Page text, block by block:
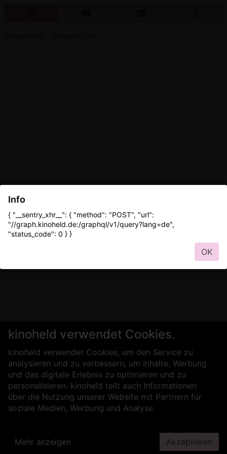
kinoheld verwendet Cookies.
kinoheld verwendet Cookies, um den Service zu
analysieren und zu verbessern, um Inhalte, Werbung
und das digitale Erlebnis zu optimieren und zu
personalisieren. kinoheld teilt auch Informationen
über die Nutzung unserer Website mit Partnern für
soziale Medien, Werbung und Analyse.
Mehr anzeigen Akzeptieren
Info
{ "__sentry_xhr__": { "method": "POST", "url":
"//graph.kinoheld.de:/graphql/v1/query?lang=de",
"status_code": 0 } }
OK